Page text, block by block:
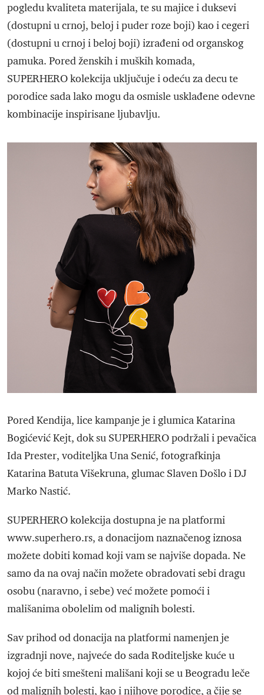
pogledu kvaliteta materijala, te su majice i duksevi
(dostupni u crnoj, beloj i puder roze boji) kao i cegeri
(dostupni u crnoj i beloj boji) izrađeni od organskog
pamuka. Pored ženskih i muških komada,
SUPERHERO kolekcija uključuje i odeću za decu te
porodice sada lako mogu da osmisle usklađene odevne
kombinacije inspirisane ljubavlju.
Pored Kendija, lice kampanje je i glumica Katarina
Bogićević Kejt, dok su SUPERHERO podržali i pevačica
Ida Prester, voditeljka Una Senić, fotografkinja
Katarina Batuta Višekruna, glumac Slaven Došlo i DJ
Marko Nastić.
SUPERHERO kolekcija dostupna je na platformi
www.superhero.rs, a donacijom naznačenog iznosa
možete dobiti komad koji vam se najviše dopada. Ne
samo da na ovaj način možete obradovati sebi dragu
osobu (naravno, i sebe) već možete pomoći i
mališanima obolelim od malignih bolesti.
Sav prihod od donacija na platformi namenjen je
izgradnji nove, najveće do sada Roditeljske kuće u
kojoj će biti smešteni mališani koji se u Beogradu leče
od malignih bolesti, kao i njihove porodice, a čije se